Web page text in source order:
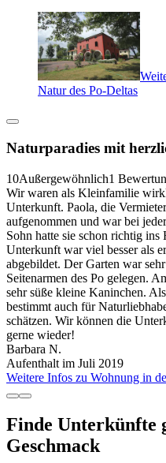
Natur des Po-Deltas
Naturparadies mit
10Außergewöhnlich1
Wir waren als Kleinfamilie
Unterkunft. Paola, die
aufgenommen und war bei
Sohn hatte sie schon richtig ins
Unterkunft war viel besser als
abgebildet. Der Garten war
Seitenarmen des Po gelegen.
sehr süße kleine Kaninchen.
bestimmt auch für
schätzen. Wir können die
gerne wieder!
Barbara N.
Aufenthalt im Juli 2019
Weitere Infos zu Wohnung in
Finde Unterkünfte
Geschmack